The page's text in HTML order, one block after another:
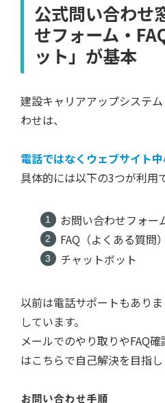
公式問い合わせ
せフォーム・
ット」が基本
建設キャリアアップシステ
わせは、
電話ではなくウェブサイト
具体的には以下の3つが利用
お問い合わせフォー
FAQ（よくある質問
チャットボット
以前は電話サポートもあり
しています。
メールでのやり取りやFAQ
はこちらで自己解決を目指し
お問い合わせ手順